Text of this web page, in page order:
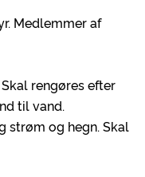
Medlemmer af
rengøres efter
til vand.
strøm og hegn. Skal